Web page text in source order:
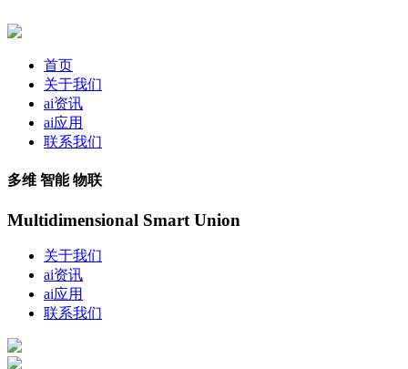
首页
关于我们
ai资讯
ai应用
联系我们
多维 智能 物联
Multidimensional Smart Union
关于我们
ai资讯
ai应用
联系我们